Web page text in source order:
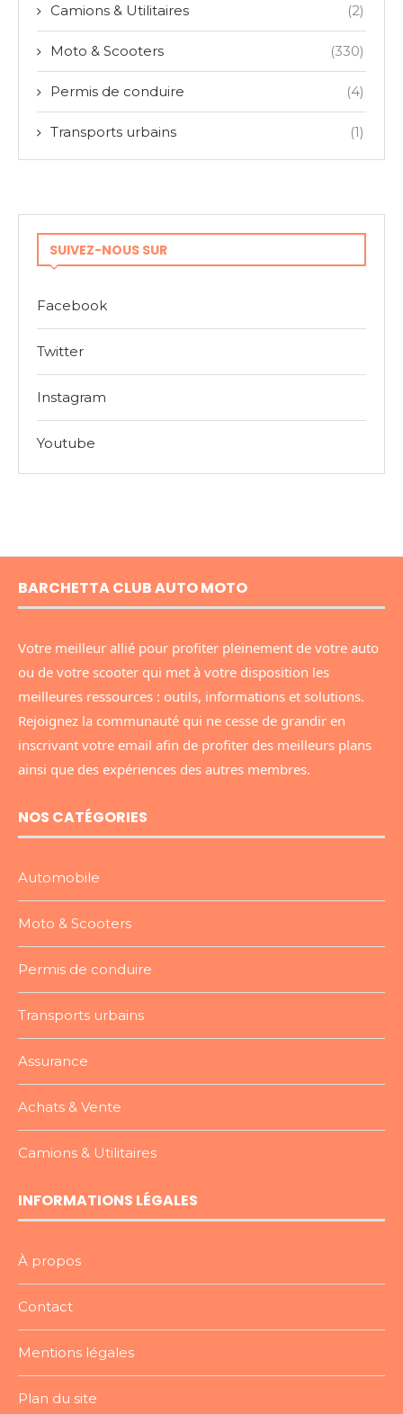
Camions & Utilitaires (2)
Moto & Scooters (330)
Permis de conduire (4)
Transports urbains (1)
SUIVEZ-NOUS SUR
Facebook
Twitter
Instagram
Youtube
BARCHETTA CLUB AUTO MOTO
Votre meilleur allié pour profiter pleinement de votre auto
ou de votre scooter qui met à votre disposition les
meilleures ressources : outils, informations et solutions.
Rejoignez la communauté qui ne cesse de grandir en
inscrivant votre email afin de profiter des meilleurs plans
ainsi que des expériences des autres membres.
NOS CATÉGORIES
Automobile
Moto & Scooters
Permis de conduire
Transports urbains
Assurance
Achats & Vente
Camions & Utilitaires
INFORMATIONS LÉGALES
À propos
Contact
Mentions légales
Plan du site